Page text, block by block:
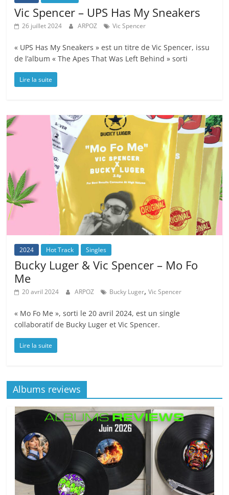
Vic Spencer – UPS Has My Sneakers
26 juillet 2024 ARPOZ Vic Spencer
« UPS Has My Sneakers » est un titre de Vic Spencer, issu
de l’album « The Apes That Was Left Behind » sorti
Lire la suite
2024 Hot Track Singles
Bucky Luger & Vic Spencer – Mo Fo
Me
20 avril 2024 ARPOZ Bucky Luger,Vic Spencer
« Mo Fo Me », sorti le 20 avril 2024, est un single
collaboratif de Bucky Luger et Vic Spencer.
Lire la suite
Albums reviews